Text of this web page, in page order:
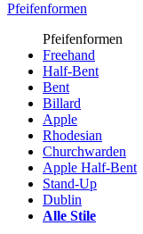
Pfeifenformen
Pfeifenformen
Freehand
Half-Bent
Bent
Billard
Apple
Rhodesian
Churchwarden
Apple Half-Bent
Stand-Up
Dublin
Alle Stile